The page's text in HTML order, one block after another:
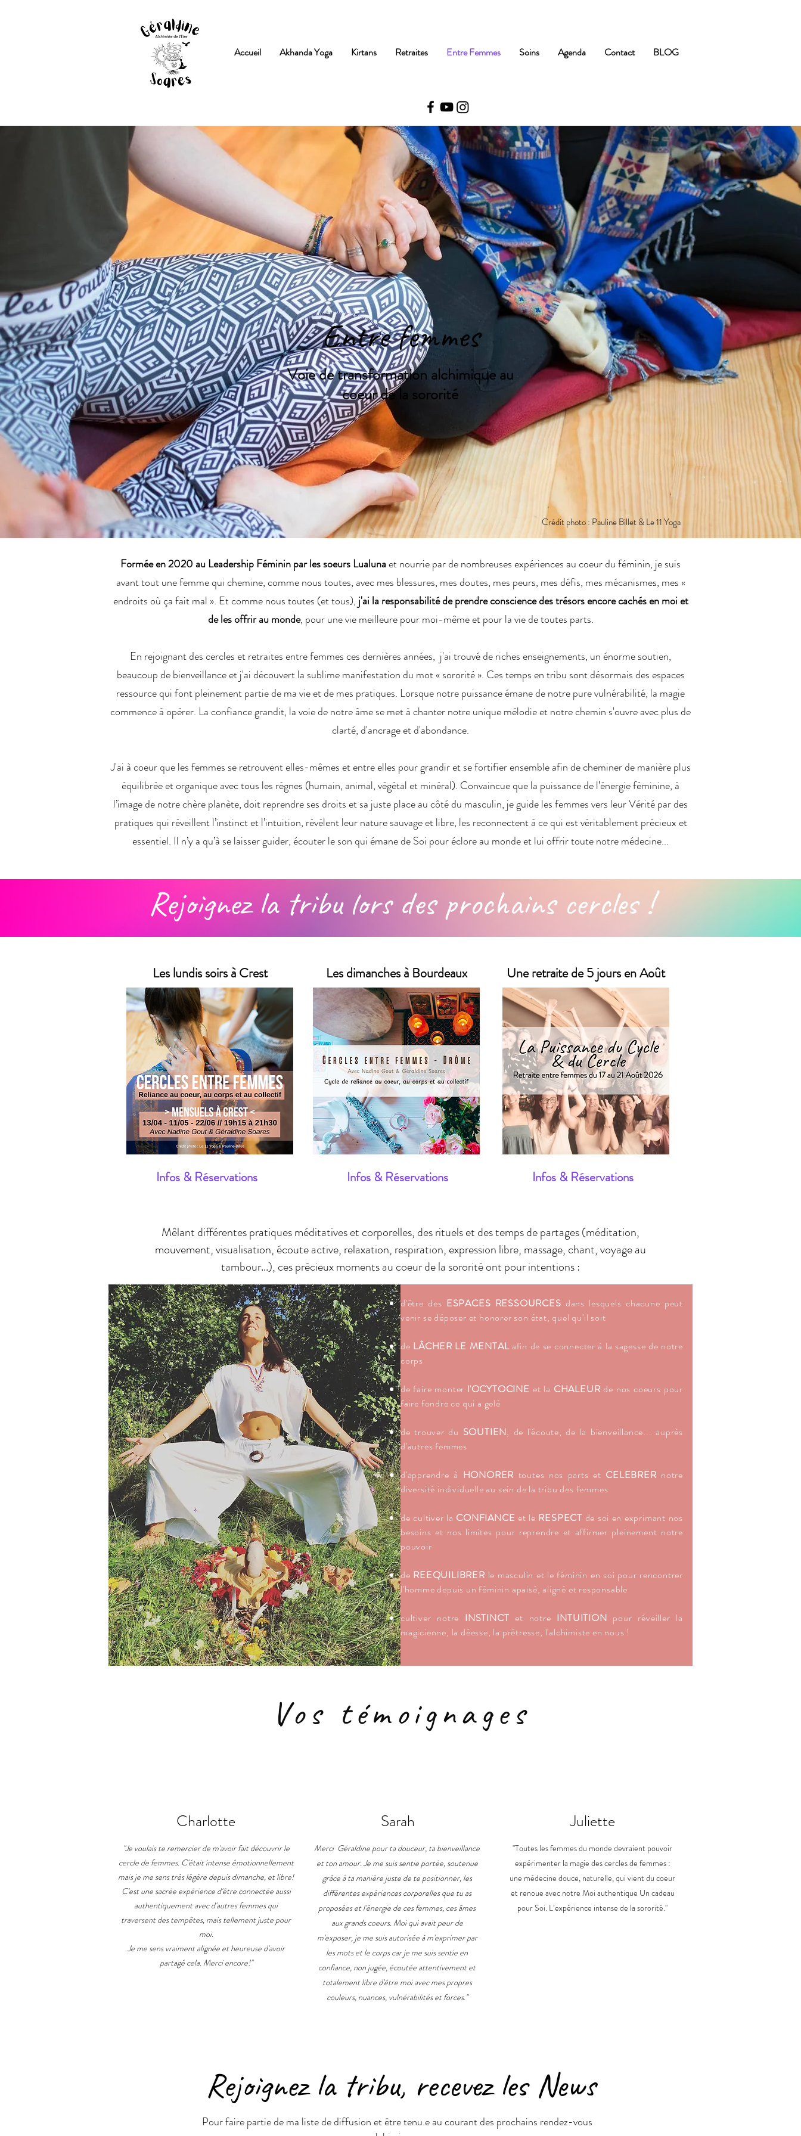
Accueil Akhanda Yoga Kirtans Retraites Entre Femmes Soins Agenda Contact BLOG
Entre femmes
Voie de transformation alchimique au
coeur de la sororité
Crédit photo : Pauline Billet & Le 11 Yoga
Formée en 2020 au Leadership Féminin par les soeurs Lualunaet nourrie par de nombreuses expériences au coeur du féminin, je suis
avant tout une femme qui chemine, comme nous toutes, avec mes blessures, mes doutes, mes peurs, mes défis, mes mécanismes, mes «
endroits où ça fait mal ». Et comme nous toutes (et tous), j'ai la responsabilité de prendre conscience des trésors encore cachés en moi et
de les offrir au monde, pour une vie meilleure pour moi-même et pour la vie de toutes parts.
En rejoignant des cercles et retraites entre femmes ces dernières années, j'ai trouvé de riches enseignements, un énorme soutien,
beaucoup de bienveillance et j'ai découvert la sublime manifestation du mot « sororité ». Ces temps en tribu sont désormais des espaces
ressource qui font pleinement partie de ma vie et de mes pratiques. Lorsque notre puissance émane de notre pure vulnérabilité, la magie
commence à opérer. La confiance grandit, la voie de notre âme se met à chanter notre unique mélodie et notre chemin s'ouvre avec plus de
clarté, d'ancrage et d'abondance.
J'ai à coeur que les femmes se retrouvent elles-mêmes et entre elles pour grandir et se fortifier ensemble afin de cheminer de manière plus
équilibrée et organique avec tous les règnes (humain, animal, végétal et minéral). Convaincue que la puissance de l’énergie féminine, à
l’image de notre chère planète, doit reprendre ses droits et sa juste place au côté du masculin, je guide les femmes vers leur Vérité par des
pratiques qui réveillent l’instinct et l’intuition, révèlent leur nature sauvage et libre, les reconnectent à ce qui est véritablement précieux et
essentiel. Il n’y a qu’à se laisser guider, écouter le son qui émane de Soi pour éclore au monde et lui offrir toute notre médecine...
Rejoignez la tribu lors des prochains cercles !
Les lundis soirs à Crest
Infos & Réservations
Les dimanches à Bourdeaux
Infos & Réservations
Une retraite de 5 jours en Août
Infos & Réservations
Mêlant différentes pratiques méditatives et corporelles, des rituels et des temps de partages (méditation,
mouvement, visualisation, écoute active, relaxation, respiration, expression libre, massage, chant, voyage au
tambour...), ces précieux moments au coeur de la sororité ont pour intentions :
d'être des ESPACES RESSOURCES dans lesquels chacune peut
venir se déposer et honorer son état, quel qu'il soit
de LÂCHER LE MENTALafin de se connecter à la sagesse de notre
corps
de faire monter l'OCYTOCINE et la CHALEUR de nos coeurs pour
faire fondre ce qui a gelé
de trouver du SOUTIEN, de l'écoute, de la bienveillance... auprès
d'autres femmes
d'apprendre à HONORER toutes nos parts et CELEBRER notre
diversité individuelle au sein de la tribu des femmes
de cultiver la CONFIANCE et le RESPECT de soi en exprimant nos
besoins et nos limites pour reprendre et affirmer pleinement notre
pouvoir
de REEQUILIBRER le masculin et le féminin en soi pour rencontrer
l'homme depuis un féminin apaisé, aligné et responsable
cultiver notre INSTINCT et notre INTUITION pour réveiller la
magicienne, la déesse, la prêtresse, l'alchimiste en nous !
Vos témoignages
Charlotte
"Je voulais te remercier de m'avoir fait découvrir le
cercle de femmes. C'était intense émotionnellement
mais je me sens très légère depuis dimanche, et libre!
C'est une sacrée expérience d'être connectée aussi
authentiquement avec d'autres femmes qui
traversent des tempêtes, mais tellement juste pour
moi.
Je me sens vraiment alignée et heureuse d'avoir
partagé cela.Merci encore!"
Sarah
Merci Géraldine pour ta douceur, ta bienveillance
et ton amour. Je me suis sentie portée, soutenue
grâce à ta manière juste de te positionner, les
différentes expériences corporelles que tu as
proposées et l'énergie de ces femmes, ces âmes
aux grands coeurs. Moi qui avait peur de
m'exposer, je me suis autorisée à m'exprimer par
les mots et le corps car je me suis sentie en
confiance, non jugée, écoutée attentivement et
totalement libre d'être moi avec mes propres
couleurs, nuances, vulnérabilités et forces."
Juliette
"Toutes les femmes du monde devraient pouvoir
expérimenter la magie des cercles de femmes :
une médecine douce, naturelle, qui vient du coeur
et renoue avec notre Moi authentique Un cadeau
pour Soi. L’expérience intense de la sororité."
Rejoignez la tribu, recevez les News
Pour faire partie de ma liste de diffusion et être tenu.e au courant des prochains rendez-vous